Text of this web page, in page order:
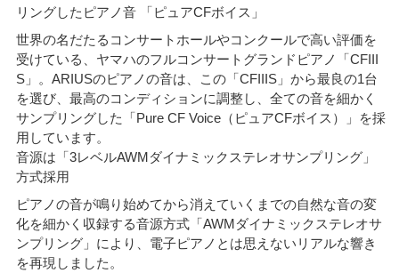
リングしたピアノ音 「ピュアCFボイス」
世界の名だたるコンサートホールやコンクールで高い評価を
受けている、ヤマハのフルコンサートグランドピアノ「CFIII
S」。ARIUSのピアノの音は、この「CFIIIS」から最良の1台
を選び、最高のコンディションに調整し、全ての音を細かく
サンプリングした「Pure CF Voice（ピュアCFボイス）」を採
用しています。
音源は「3レベルAWMダイナミックステレオサンプリング」
方式採用
ピアノの音が鳴り始めてから消えていくまでの自然な音の変
化を細かく収録する音源方式「AWMダイナミックステレオサ
ンプリング」により、電子ピアノとは思えないリアルな響き
を再現しました。